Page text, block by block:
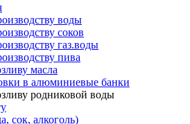
воды
соков
газ.воды
пива
масла
в алюминиевые банки
родниковой воды
сок, алкоголь)